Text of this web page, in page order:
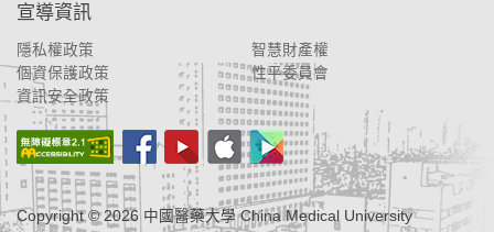
宣導資訊
隱私權政策
智慧財產權
個資保護政策
性平委員會
資訊安全政策
Copyright ©2026 中國醫藥大學 China Medical University